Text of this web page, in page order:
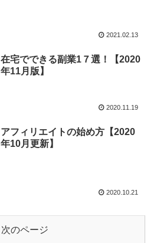
2021.02.13
在宅でできる副業1７選！【2020
年11月版】
2020.11.19
アフィリエイトの始め方【2020
年10月更新】
2020.10.21
次のページ